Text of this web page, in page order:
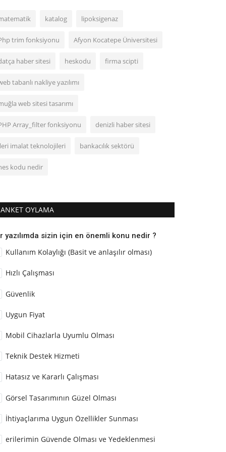
katalog lipoksigenaz
trim fonksiyonu Afyon Kocatepe Üniversitesi
haber sitesi heskodu firma scipti
tabanlı nakliye yazılımı
web sitesi tasarımı
Array_filter fonksiyonu denizli haber sitesi
imalat teknolojileri bankacılık sektörü
kodu nedir
ANKET OYLAMA
yazılımda sizin için en önemli konu nedir ?
Kullanım Kolaylığı (Basit ve anlaşılır olması)
Hızlı Çalışması
Güvenlik
Uygun Fiyat
Mobil Cihazlarla Uyumlu Olması
Teknik Destek Hizmeti
Hatasız ve Kararlı Çalışması
Görsel Tasarımının Güzel Olması
İhtiyaçlarıma Uygun Özellikler Sunması
erilerimin Güvende Olması ve Yedeklenmesi